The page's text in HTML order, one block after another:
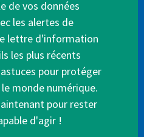
de vos données
les alertes de
lettre d'information
les plus récents
pour protéger
monde numérique.
pour rester
d'agir !